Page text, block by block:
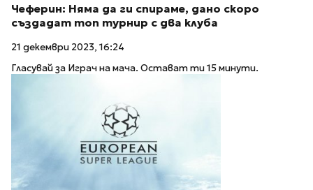
Чеферин: Няма да ги спираме, дано скоро
създадат топ турнир с два клуба
21 декември 2023, 16:24
Гласувай за Играч на мача. Остават ти 15 минути.